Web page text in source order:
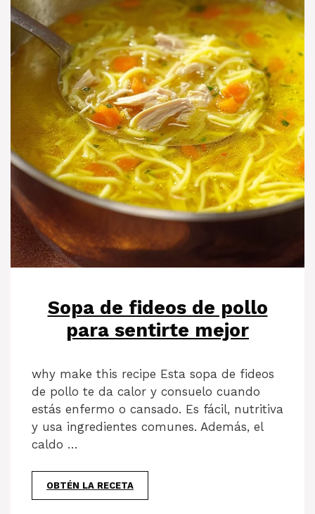
Sopa de fideos de pollo
para sentirte mejor
why make this recipe Esta sopa de fideos
de pollo te da calor y consuelo cuando
estás enfermo o cansado. Es fácil, nutritiva
y usa ingredientes comunes. Además, el
caldo …
OBTÉN LA RECETA